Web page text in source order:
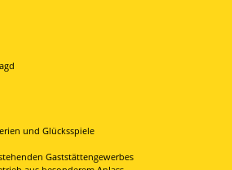
und Glücksspiele
Gaststättengewerbes